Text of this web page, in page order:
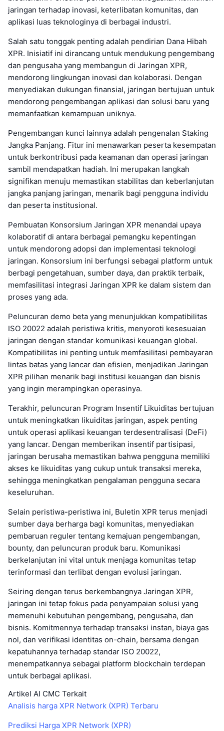
jaringan terhadap inovasi, keterlibatan komunitas, dan
aplikasi luas teknologinya di berbagai industri.
Salah satu tonggak penting adalah pendirian Dana Hibah
XPR. Inisiatif ini dirancang untuk mendukung pengembang
dan pengusaha yang membangun di Jaringan XPR,
mendorong lingkungan inovasi dan kolaborasi. Dengan
menyediakan dukungan finansial, jaringan bertujuan untuk
mendorong pengembangan aplikasi dan solusi baru yang
memanfaatkan kemampuan uniknya.
Pengembangan kunci lainnya adalah pengenalan Staking
Jangka Panjang. Fitur ini menawarkan peserta kesempatan
untuk berkontribusi pada keamanan dan operasi jaringan
sambil mendapatkan hadiah. Ini merupakan langkah
signifikan menuju memastikan stabilitas dan keberlanjutan
jangka panjang jaringan, menarik bagi pengguna individu
dan peserta institusional.
Pembuatan Konsorsium Jaringan XPR menandai upaya
kolaboratif di antara berbagai pemangku kepentingan
untuk mendorong adopsi dan implementasi teknologi
jaringan. Konsorsium ini berfungsi sebagai platform untuk
berbagi pengetahuan, sumber daya, dan praktik terbaik,
memfasilitasi integrasi Jaringan XPR ke dalam sistem dan
proses yang ada.
Peluncuran demo beta yang menunjukkan kompatibilitas
ISO 20022 adalah peristiwa kritis, menyoroti kesesuaian
jaringan dengan standar komunikasi keuangan global.
Kompatibilitas ini penting untuk memfasilitasi pembayaran
lintas batas yang lancar dan efisien, menjadikan Jaringan
XPR pilihan menarik bagi institusi keuangan dan bisnis
yang ingin merampingkan operasinya.
Terakhir, peluncuran Program Insentif Likuiditas bertujuan
untuk meningkatkan likuiditas jaringan, aspek penting
untuk operasi aplikasi keuangan terdesentralisasi (DeFi)
yang lancar. Dengan memberikan insentif partisipasi,
jaringan berusaha memastikan bahwa pengguna memiliki
akses ke likuiditas yang cukup untuk transaksi mereka,
sehingga meningkatkan pengalaman pengguna secara
keseluruhan.
Selain peristiwa-peristiwa ini, Buletin XPR terus menjadi
sumber daya berharga bagi komunitas, menyediakan
pembaruan reguler tentang kemajuan pengembangan,
bounty, dan peluncuran produk baru. Komunikasi
berkelanjutan ini vital untuk menjaga komunitas tetap
terinformasi dan terlibat dengan evolusi jaringan.
Seiring dengan terus berkembangnya Jaringan XPR,
jaringan ini tetap fokus pada penyampaian solusi yang
memenuhi kebutuhan pengembang, pengusaha, dan
bisnis. Komitmennya terhadap transaksi instan, biaya gas
nol, dan verifikasi identitas on-chain, bersama dengan
kepatuhannya terhadap standar ISO 20022,
menempatkannya sebagai platform blockchain terdepan
untuk berbagai aplikasi.
Artikel AI CMC Terkait
Analisis harga XPR Network (XPR) Terbaru
Prediksi Harga XPR Network (XPR)